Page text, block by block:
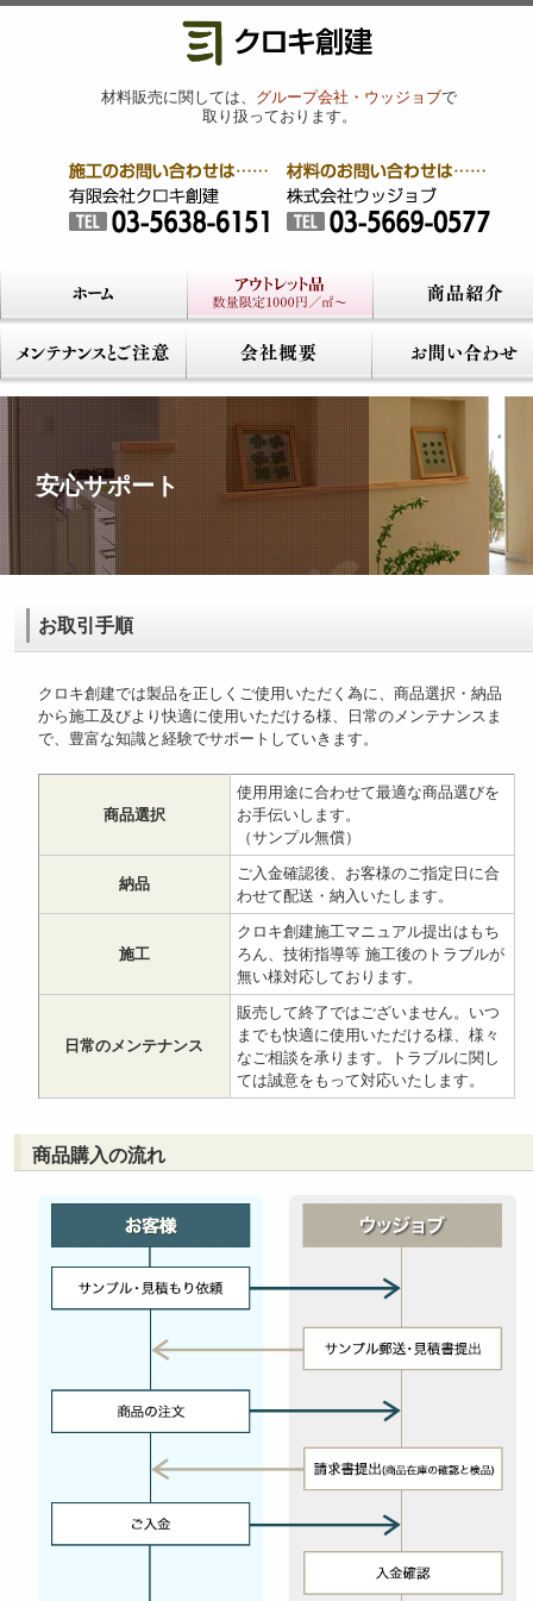
材料販売に関しては、 グループ会社・ウッジョブで
取り扱っております。
安心サポート
お取引手順
クロキ創建では製品を正しくご使用いただく為に、商品選択・納品
から施工及びより快適に使用いただける様、日常のメンテナンスま
で、豊富な知識と経験でサポートしていきます。
商品選択
使用用途に合わせて最適な商品選びを
お手伝いします。
（サンプル無償）
納品
ご入金確認後、お客様のご指定日に合
わせて配送・納入いたします。
施工
クロキ創建施工マニュアル提出はもち
ろん、技術指導等 施工後のトラブルが
無い様対応しております。
日常のメンテナンス
販売して終了ではございません。いつ
までも快適に使用いただける様、様々
なご相談を承ります。トラブルに関し
ては誠意をもって対応いたします。
商品購入の流れ